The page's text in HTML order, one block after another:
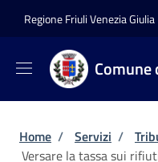
Regione Friuli Venezia Giulia
Comune
Briciole di
Home / Servizi /
Versare la tassa sui